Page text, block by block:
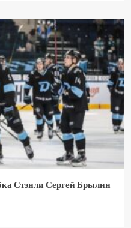
Стэнли Сергей Брылин